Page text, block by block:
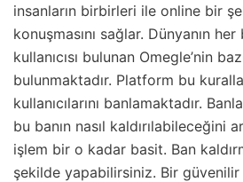
insanların birbirleri ile online bir
konuşmasını sağlar. Dünyanın
kullanıcısı bulunan Omegle’nin
bulunmaktadır. Platform bu
kullanıcılarını banlamaktadır.
bu banın nasıl kaldırılabileceğini
işlem bir o kadar basit. Ban
şekilde yapabilirsiniz. Bir güvenilir